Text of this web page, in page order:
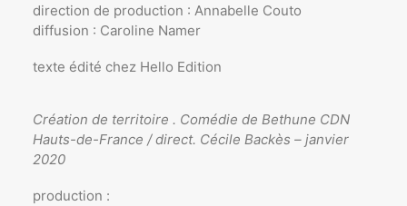
direction de production : Annabelle Couto
diffusion : Caroline Namer
texte édité chez Hello Edition
Création de territoire . Comédie de Bethune CDN
Hauts-de-France /direct. Cécile Backès – janvier
2020
production :